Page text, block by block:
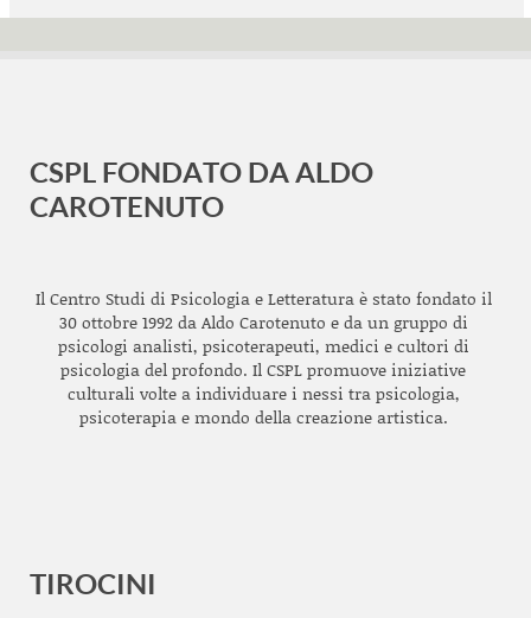
CSPL FONDATO DA ALDO
CAROTENUTO
Il Centro Studi di Psicologia e Letteratura è stato fondato il
30 ottobre 1992 da Aldo Carotenuto e da un gruppo di
psicologi analisti, psicoterapeuti, medici e cultori di
psicologia del profondo. Il CSPL promuove iniziative
culturali volte a individuare i nessi tra psicologia,
psicoterapia e mondo della creazione artistica.
TIROCINI